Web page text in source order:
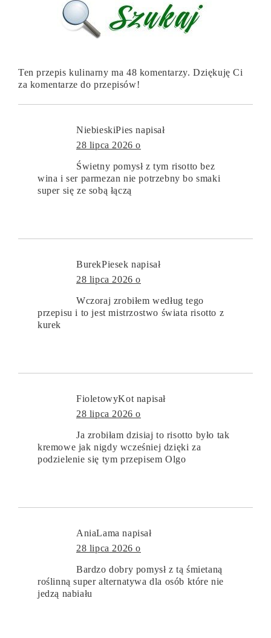
Ten przepis kulinarny ma 48 komentarzy. Dziękuję Ci
za komentarze do przepisów!
NiebieskiPies napisał
28 lipca 2026 o
Świetny pomysł z tym risotto bez
wina i ser parmezan nie potrzebny bo smaki
super się ze sobą łączą
BurekPiesek napisał
28 lipca 2026 o
Wczoraj zrobiłem według tego
przepisu i to jest mistrzostwo świata risotto z
kurek
FioletowyKot napisał
28 lipca 2026 o
Ja zrobiłam dzisiaj to risotto było tak
kremowe jak nigdy wcześniej dzięki za
podzielenie się tym przepisem Olgo
AniaLama napisał
28 lipca 2026 o
Bardzo dobry pomysł z tą śmietaną
roślinną super alternatywa dla osób które nie
jedzą nabiału